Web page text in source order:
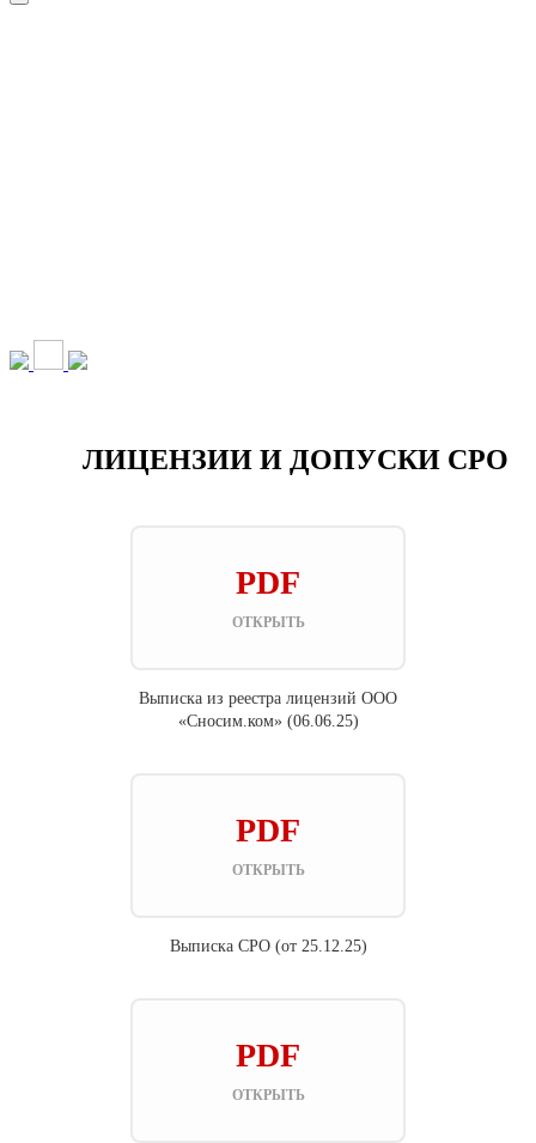
ЛИЦЕНЗИИ И ДОПУСКИ СРО
PDF
ОТКРЫТЬ
Выписка из реестра лицензий ООО
«Сносим.ком» (06.06.25)
PDF
ОТКРЫТЬ
Выписка СРО (от 25.12.25)
PDF
ОТКРЫТЬ